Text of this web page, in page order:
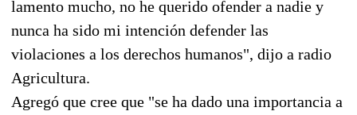
lamento mucho, no he querido ofender a nadie y
nunca ha sido mi intención defender las
violaciones a los derechos humanos", dijo a radio
Agricultura.
Agregó que cree que "se ha dado una importancia a